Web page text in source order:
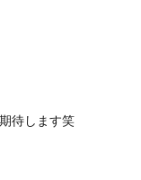
待します笑